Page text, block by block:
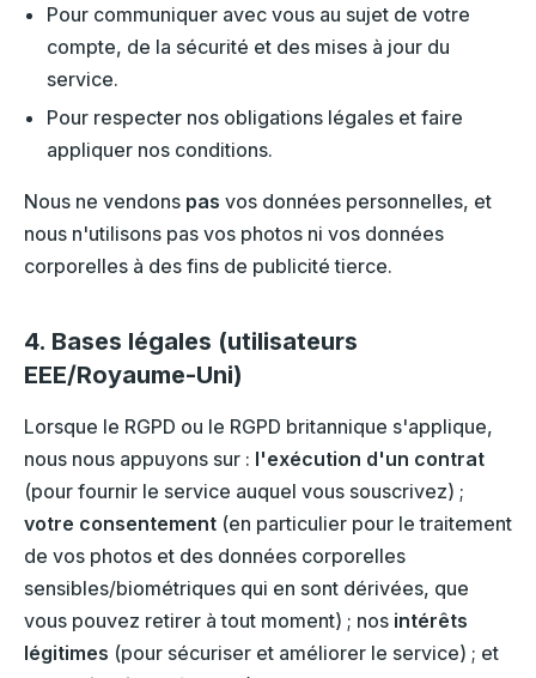
Pour communiquer avec vous au sujet de votre
compte, de la sécurité et des mises à jour du
service.
Pour respecter nos obligations légales et faire
appliquer nos conditions.
Nous ne vendons pas vos données personnelles, et
nous n'utilisons pas vos photos ni vos données
corporelles à des fins de publicité tierce.
4. Bases légales (utilisateurs
EEE/Royaume-Uni)
Lorsque le RGPD ou le RGPD britannique s'applique,
nous nous appuyons sur : l'exécution d'un contrat
(pour fournir le service auquel vous souscrivez) ;
votre consentement (en particulier pour le traitement
de vos photos et des données corporelles
sensibles/biométriques qui en sont dérivées, que
vous pouvez retirer à tout moment) ; nos intérêts
légitimes (pour sécuriser et améliorer le service) ; et